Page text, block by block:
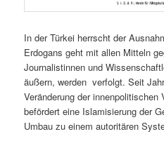
In der Türkei herrscht der
Erdogans geht mit allen Mitteln
Journalistinnen und
äußern, werden verfolgt. Seit
Veränderung der
befördert eine Islamisierung der
Umbau zu einem autoritären